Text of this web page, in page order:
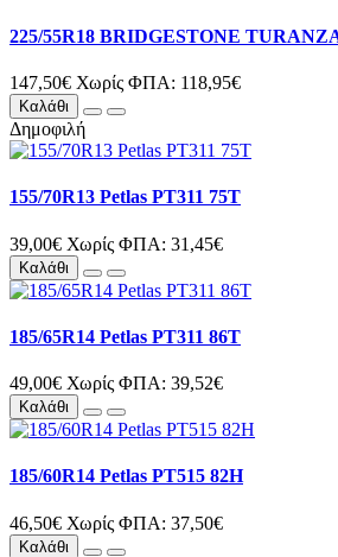
225/55R18 BRIDGESTONE
147,50€ Χωρίς ΦΠΑ: 118,95€
Καλάθι
Δημοφιλή
155/70R13 Petlas PT311 75T
39,00€ Χωρίς ΦΠΑ: 31,45€
Καλάθι
185/65R14 Petlas PT311 86T
49,00€ Χωρίς ΦΠΑ: 39,52€
Καλάθι
185/60R14 Petlas PT515 82H
46,50€ Χωρίς ΦΠΑ: 37,50€
Καλάθι